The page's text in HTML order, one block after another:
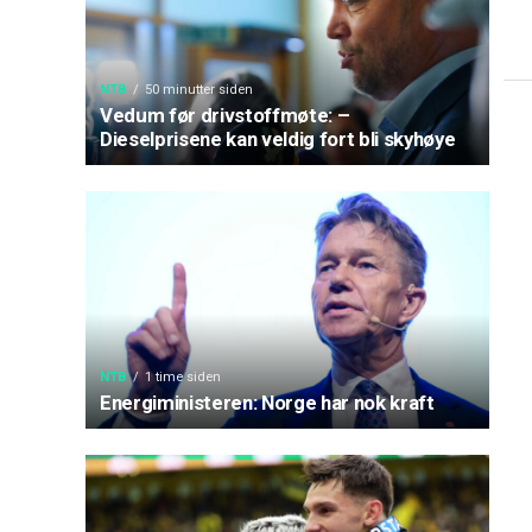
NTB 50 minutter siden
Vedum før drivstoffmøte: –
Dieselprisene kan veldig fort bli skyhøye
NTB 1 time siden
Energiministeren: Norge har nok kraft